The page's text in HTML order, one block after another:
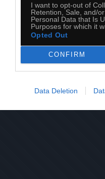
I want to opt-out of
Retention, Sale, and/
Personal Data that Is
Purposes for which it
Opted Out
CONFIRM
Data Deletion
Dodaj do ulubionych